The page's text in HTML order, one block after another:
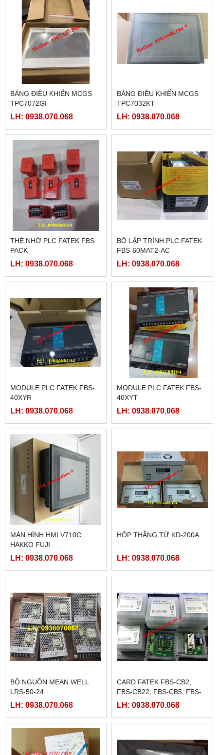
BẢNG ĐIỀU KHIỂN MCGS
TPC7072GI
LH: 0938.070.068
BẢNG ĐIỀU KHIỂN MCGS
TPC7032KT
LH: 0938.070.068
THẺ NHỚ PLC FATEK FBS
PACK
LH: 0938.070.068
BỘ LẬP TRÌNH PLC FATEK
FBS-60MAT2-AC
LH: 0938.070.068
MODULE PLC FATEK FBS-
40XYR
LH: 0938.070.068
MODULE PLC FATEK FBS-
40XYT
LH: 0938.070.068
MÀN HÌNH HMI V710C
HAKKO FUJI
LH: 0938.070.068
HỘP THẮNG TỪ KD-200A
LH: 0938.070.068
BỘ NGUỒN MEAN WELL
LRS-50-24
LH: 0938.070.068
CARD FATEK FBS-CB2,
FBS-CB22, FBS-CB5, FBS-
CB25, FBS-CB55
LH: 0938.070.068